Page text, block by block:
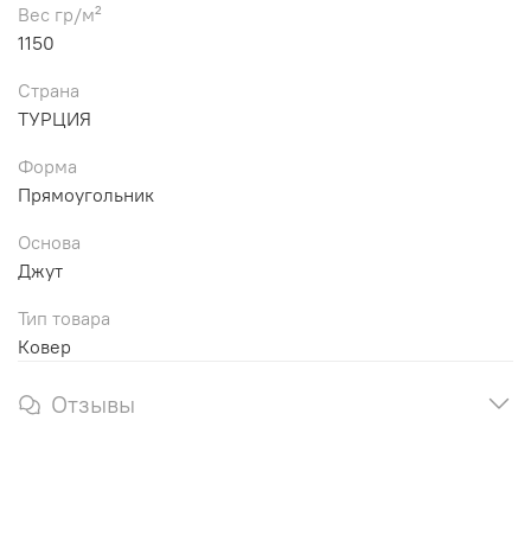
Вес гр/м²
1150
Страна
ТУРЦИЯ
Форма
Прямоугольник
Основа
Джут
Тип товара
Ковер
Отзывы